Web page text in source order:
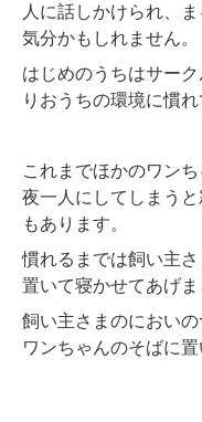
人に話しかけられ、
気分かもしれません。
はじめのうちはサー
りおうちの環境に慣れ
これまでほかのワン
夜一人にしてしまう
もあります。
慣れるまでは飼い主
置いて寝かせてあげま
飼い主さまのにおいの
ワンちゃんのそばに